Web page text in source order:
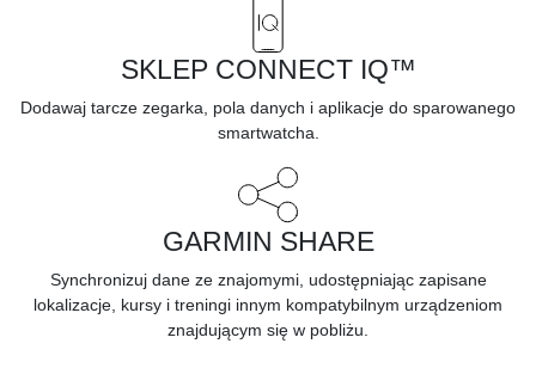
SKLEP CONNECT IQ™
Dodawaj tarcze zegarka, pola danych i aplikacje do sparowanego
smartwatcha.
GARMIN SHARE
Synchronizuj dane ze znajomymi, udostępniając zapisane
lokalizacje, kursy i treningi innym kompatybilnym urządzeniom
znajdującym się w pobliżu.